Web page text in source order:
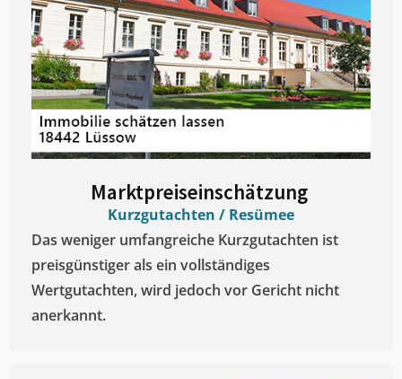
Marktpreiseinschätzung ​
Kurzgutachten / Resümee
Das weniger umfangreiche Kurzgutachten ist
preisgünstiger als ein vollständiges
Wertgutachten, wird jedoch vor Gericht nicht
anerkannt.